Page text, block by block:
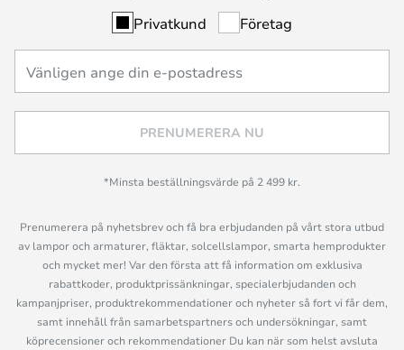
Privatkund Företag
PRENUMERERA NU
*Minsta beställningsvärde på 2 499 kr.
Prenumerera på nyhetsbrev och få bra erbjudanden på vårt stora utbud
av lampor och armaturer, fläktar, solcellslampor, smarta hemprodukter
och mycket mer! Var den första att få information om exklusiva
rabattkoder, produktprissänkningar, specialerbjudanden och
kampanjpriser, produktrekommendationer och nyheter så fort vi får dem,
samt innehåll från samarbetspartners och undersökningar, samt
köprecensioner och rekommendationer Du kan när som helst avsluta